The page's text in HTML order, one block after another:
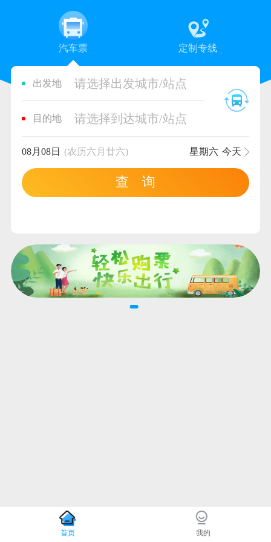
汽车票 定制专线
出发地 请选择出发城市/站点
目的地 请选择到达城市/站点
08月08日 (农历六月廿六) 星期六 今天
查 询
首页 我的